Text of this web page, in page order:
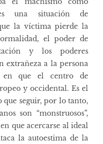
una situación de
la víctima pierde la
el poder de
y los poderes
extrañeza a la persona
en que el centro de
y occidental. Es el
seguir, por lo tanto,
son “monstruosos”,
que acercarse al ideal
la autoestima de la